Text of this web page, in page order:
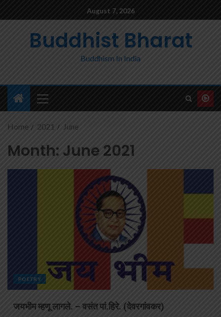
August 7, 2026
Buddhist Bharat
Buddhism In India
Home 2021 June
Month: June 2021
POETRY
जयभीम म्हणू लागले. – वसंत पां.हिरे. (देवरगांवकर)